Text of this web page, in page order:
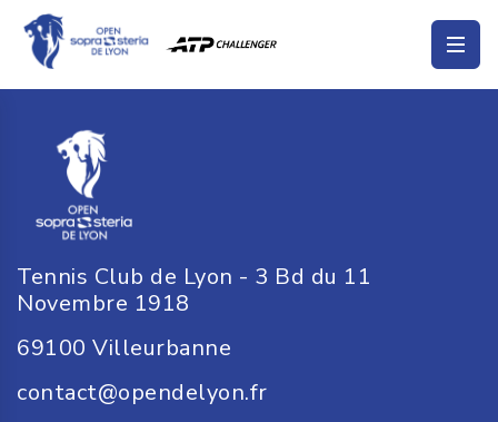
Tennis Club de Lyon - 3 Bd du 11
Novembre 1918
69100 Villeurbanne
contact@opendelyon.fr